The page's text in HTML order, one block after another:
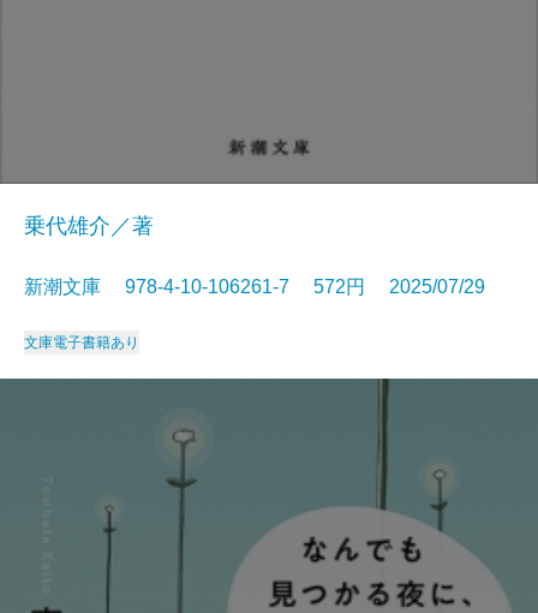
乗代雄介／著
新潮文庫 978-4-10-106261-7 572円 2025/07/29
文庫電子書籍あり